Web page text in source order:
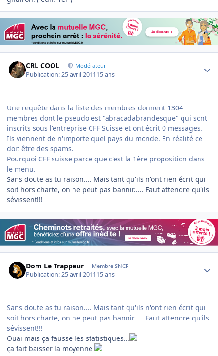
CRL COOL Modérateur
Publication:25 avril 201115 ans
Une requête dans la liste des membres donnent 1304
membres dont le pseudo est "abracadabrandesque" qui sont
inscrits sous l'entreprise CFF Suisse et ont écrit 0 messages.
Ils viennent de n'importe quel pays du monde. En réalité ce
doit être des spams.
Pourquoi CFF suisse parce que c'est la 1ère proposition dans
le menu.
Sans doute as tu raison.... Mais tant qu'ils n'ont rien écrit qui
soit hors charte, on ne peut pas bannir..... Faut attendre qu'ils
sévissent!!!
Dom Le Trappeur Membre SNCF
Publication:25 avril 201115 ans
Sans doute as tu raison.... Mais tant qu'ils n'ont rien écrit qui
soit hors charte, on ne peut pas bannir..... Faut attendre qu'ils
sévissent!!!
Ouai mais ça fausse les statistiques...
ça fait baisser la moyenne